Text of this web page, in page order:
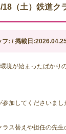
（土）鉄道ク
: / 掲載日
境が始まったばかりの
加してくださいまし
ス替えや担任の先生